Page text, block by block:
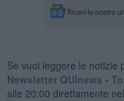
Se vuoi leggere le notizie
Newsletter QUInews -
alle 20:00 direttamente